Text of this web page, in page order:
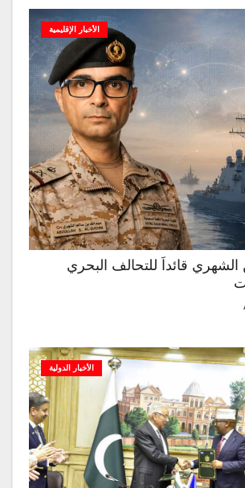
الأخبار الإقليمية
الشهري قائداً للتحالف البحري
الأخبار الدولية